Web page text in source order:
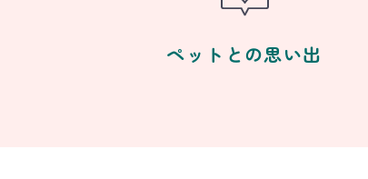
ペットとの思い出